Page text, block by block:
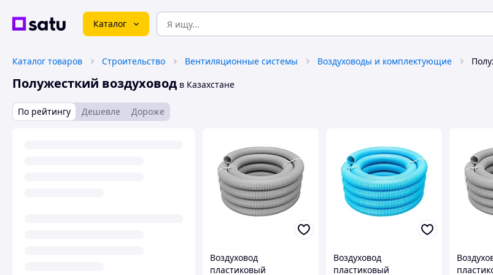
Каталог
Каталог товаров Строительство Вентиляционные системы Воздуховоды и комплектующие
Полужесткий воздуховод в Казахстане
По рейтингу Дешевле Дороже
Воздуховод
пластиковый
Воздуховод
пластиковый